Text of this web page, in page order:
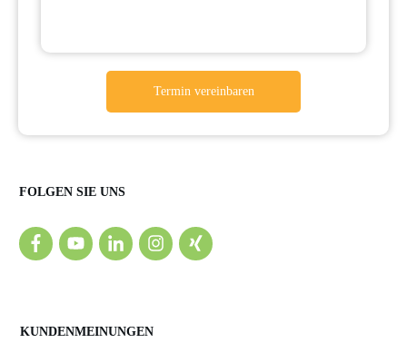
Termin vereinbaren
FOLGEN SIE UNS
KUNDENMEINUNGEN